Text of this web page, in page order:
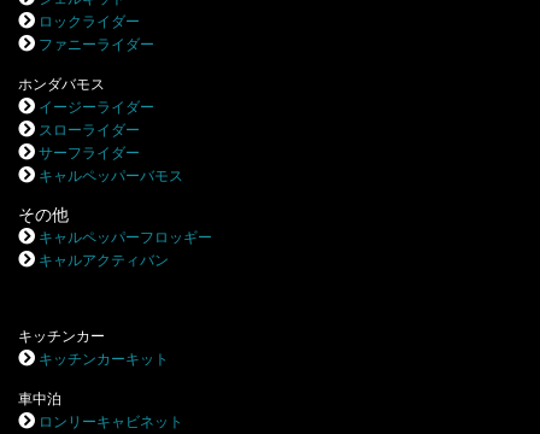
ロックライダー
ファニーライダー
ホンダバモス
イージーライダー
スローライダー
サーフライダー
キャルペッパーバモス
その他
キャルペッパーフロッギー
キャルアクティバン
キッチンカー
キッチンカーキット
車中泊
ロンリーキャビネット